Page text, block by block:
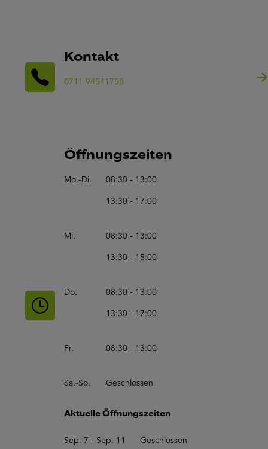
Kontakt
0711 94541758
Öffnungszeiten
Mo.-Di.
08:30 - 13:00
13:30 - 17:00
Mi.
08:30 - 13:00
13:30 - 15:00
Do.
08:30 - 13:00
13:30 - 17:00
Fr. 08:30 - 13:00
Sa.-So. Geschlossen
Aktuelle Öffnungszeiten
Sep. 7 - Sep. 11 Geschlossen